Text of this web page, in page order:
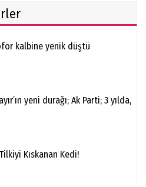
kalbine yenik düştü
yeni durağı; Ak Parti; 3 yılda,
Kıskanan Kedi!